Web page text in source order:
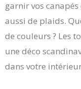
garnir vos
aussi de plaids.
de couleurs ? Les
une déco
dans votre